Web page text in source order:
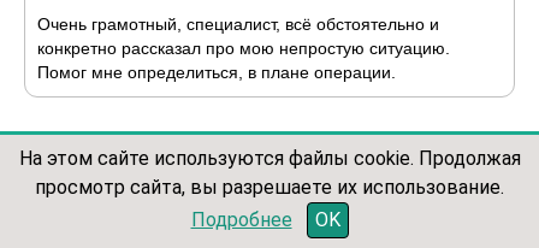
Очень грамотный, специалист, всё обстоятельно и
конкретно рассказал про мою непростую ситуацию.
Помог мне определиться, в плане операции.
Ольга28.02.2026, лечащий врач: Соколова Светлана
Вадимовна
записаться по телефону
На этом сайте используются файлы cookie. Продолжая
просмотр сайта, вы разрешаете их использование.
Подробнее
OK